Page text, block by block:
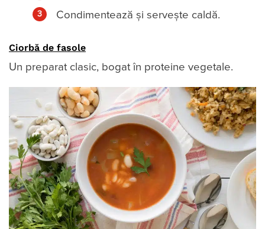
Condimentează și servește caldă.
Ciorbă de fasole
Un preparat clasic, bogat în proteine vegetale.